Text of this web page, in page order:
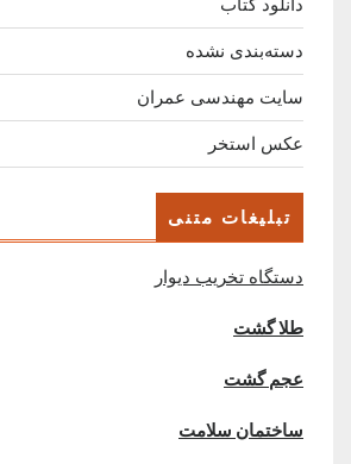
دسته‌بندی نشده
سایت مهندسی عمران
عکس استخر
تبلیغات متنی
دستگاه تخریب دیوار
طلا گشت
عجم گشت
ساختمان سلامت